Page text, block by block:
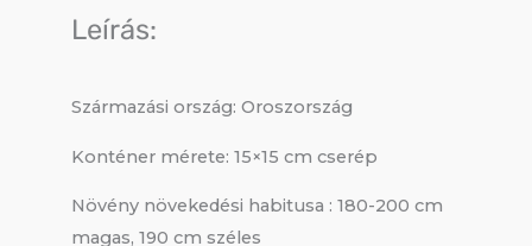
Leírás:
Származási ország: Oroszország
Konténer mérete: 15×15 cm cserép
Növény növekedési habitusa : 180-200 cm
magas, 190 cm széles